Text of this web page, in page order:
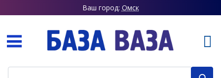
Ваш город: Омск